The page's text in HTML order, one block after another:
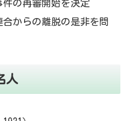
件の再審開始を決定
からの離脱の是非を問
人